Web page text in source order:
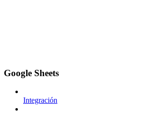
Google Sheets
Integración